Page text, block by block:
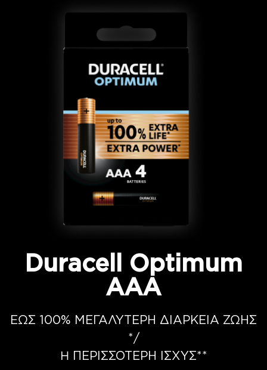
Duracell Optimum
AAA
ΕΩΣ 100% ΜΕΓΑΛΥΤΕΡΗ ΔΙΑΡΚΕΙΑ ΖΩΗΣ
*/
Ή ΠΕΡΙΣΣΟΤΕΡΗ ΙΣΧΥΣ**